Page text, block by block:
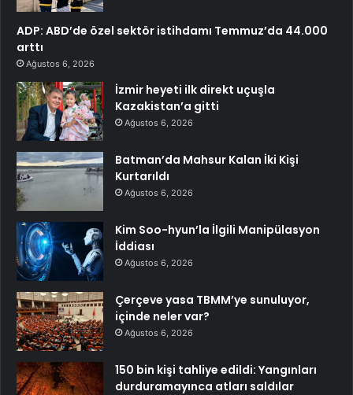
ADP: ABD’de özel sektör istihdamı Temmuz’da 44.000
arttı
Ağustos 6, 2026
İzmir heyeti ilk direkt uçuşla
Kazakistan’a gitti
Ağustos 6, 2026
Batman’da Mahsur Kalan İki Kişi
Kurtarıldı
Ağustos 6, 2026
Kim Soo-hyun’la İlgili Manipülasyon
İddiası
Ağustos 6, 2026
Çerçeve yasa TBMM’ye sunuluyor,
içinde neler var?
Ağustos 6, 2026
150 bin kişi tahliye edildi: Yangınları
durduramayınca atları saldılar